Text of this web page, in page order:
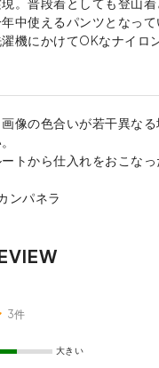
中使えるパンツとなっ
機にかけてOKなナイロ
像の色合いが若干異な
トから仕入れをおこなっ
ンパネラ
3件
大きい